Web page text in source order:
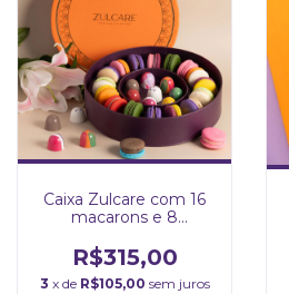
Caixa Zulcare com 16
macarons e 8
R$315,00
3 x de R$105,00 sem juros